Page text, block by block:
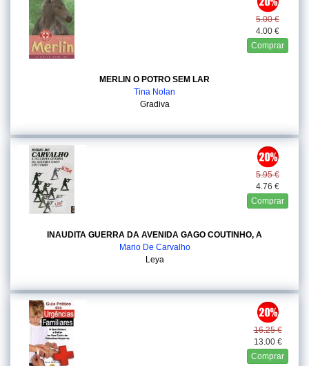
5.00 €
4.00 €
Comprar
MERLIN O POTRO SEM LAR
Tina Nolan
Gradiva
5.95 €
4.76 €
Comprar
INAUDITA GUERRA DA AVENIDA GAGO COUTINHO, A
Mario De Carvalho
Leya
16.25 €
13.00 €
Comprar